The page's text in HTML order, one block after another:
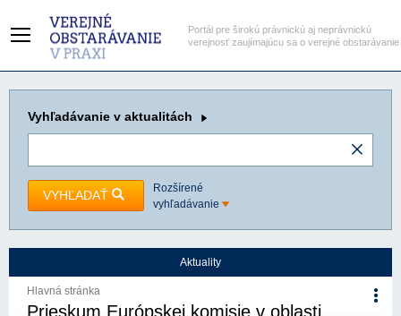
Portál pre širokú právnickú aj neprávnickú
verejnosť zaujímajúcu sa o verejné obstarávanie
Vyhľadávanie v aktualitách
VYHĽADAŤ
Rozšírené
vyhľadávanie
Aktuality
Hlavná stránka
Prieskum Európskej komisie v oblasti